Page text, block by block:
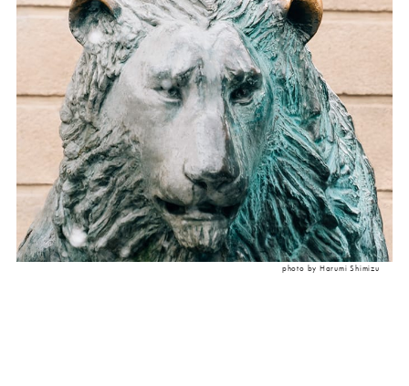
photo by Harumi Shimizu